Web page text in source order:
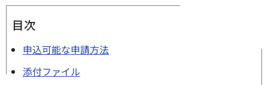
目次
申込可能な申請方法
添付ファイル